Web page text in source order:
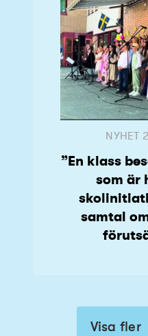
NYHET
”En klass
som är
samtal
Visa fler